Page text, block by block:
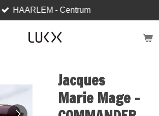
HAARLEM - Centrum
Jacques
Marie Mage -